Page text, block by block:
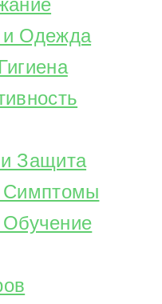
Одежда
Защита
Симптомы